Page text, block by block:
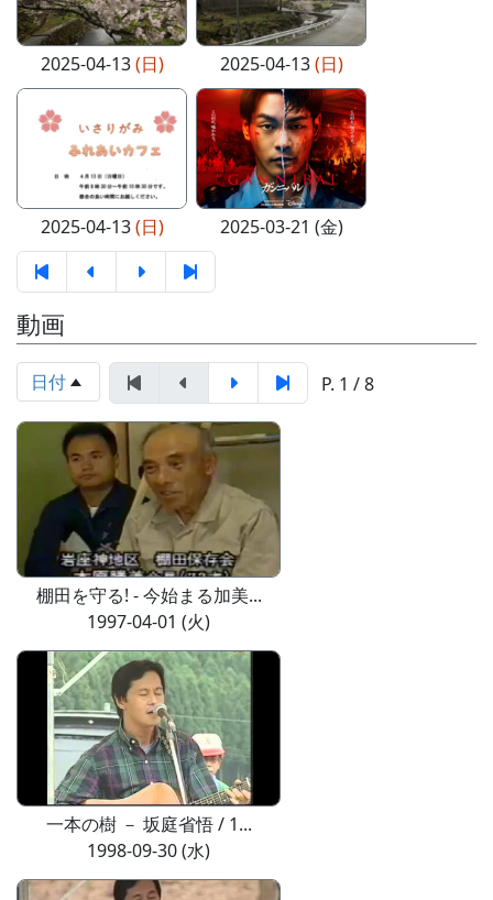
2025-04-13(日) 2025-04-13(日)
2025-04-13(日) 2025-03-21 (金)
動画
日付 P. 1 / 8
棚田を守る! - 今始まる加美...
1997-04-01 (火)
一本の樹 － 坂庭省悟 / 1...
1998-09-30 (水)